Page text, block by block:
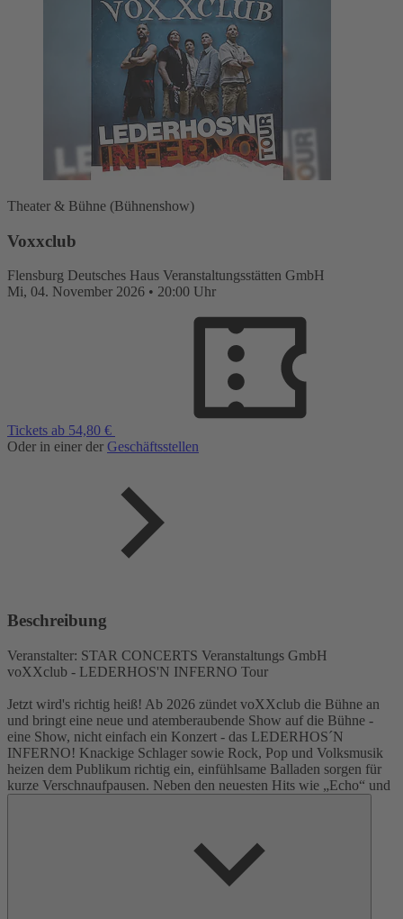
Theater & Bühne (Bühnenshow)
Voxxclub
Flensburg Deutsches Haus Veranstaltungsstätten GmbH
Mi, 04. November 2026 • 20:00 Uhr
Tickets ab 54,80 €
Oder in einer der Geschäftsstellen
Beschreibung
Veranstalter: STAR CONCERTS Veranstaltungs GmbH
voXXclub - LEDERHOS'N INFERNO Tour
Jetzt wird's richtig heiß! Ab 2026 zündet voXXclub die Bühne an
und bringt eine neue und atemberaubende Show auf die Bühne -
eine Show, nicht einfach ein Konzert - das LEDERHOS´N
INFERNO! Knackige Schlager sowie Rock, Pop und Volksmusik
heizen dem Publikum richtig ein, einfühlsame Balladen sorgen für
kurze Verschnaufpausen. Neben den neuesten Hits wie „Echo“ und
fantastischen Animationen auf der LED-Wall in Alpensilhouette ist
fast alles möglich: Realität und Fantasie verschwimmen! Das
Publikum ist interaktiv bei den Showaktionen dabei, Mitsingen ist